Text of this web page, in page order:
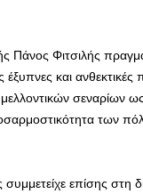
Πάνος Φιτσιλής
και ανθεκτικές
σεναρίων
των
επίσης